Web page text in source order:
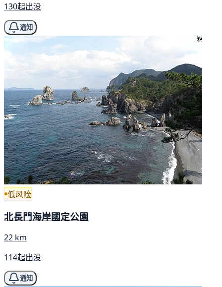
130起出没
通知
低风险
北長門海岸國定公園
22 km
114起出没
通知